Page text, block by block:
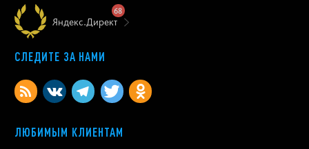
Яндекс.Директ
68
СЛЕДИТЕ ЗА НАМИ
ЛЮБИМЫМ КЛИЕНТАМ